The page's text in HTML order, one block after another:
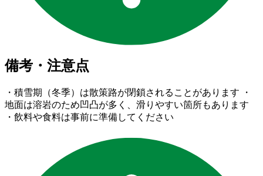
備考・注意点
・積雪期（冬季）は散策路が閉鎖されることがあります ・
地面は溶岩のため凹凸が多く、滑りやすい箇所もあります
・飲料や食料は事前に準備してください